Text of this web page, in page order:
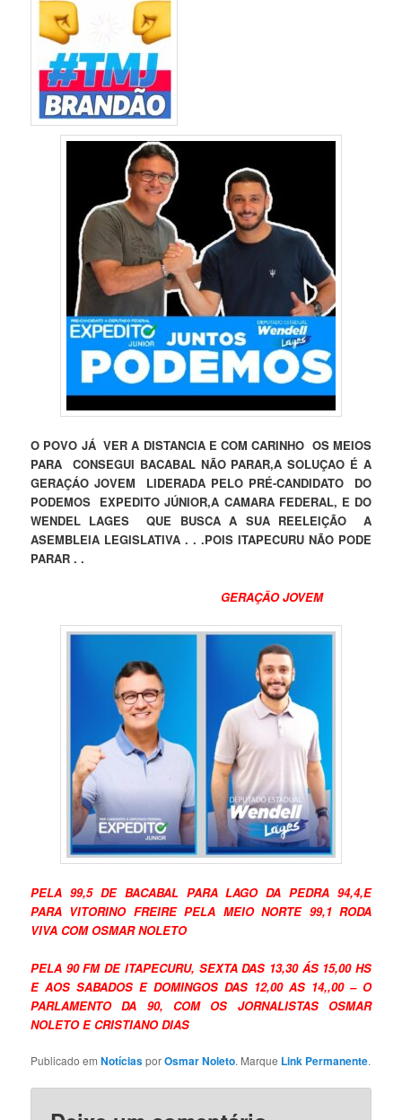
O POVO JÁ VER A DISTANCIA E COM CARINHO OS MEIOS
PARA CONSEGUI BACABAL NÃO PARAR,A SOLUÇAO É A
GERAÇÁO JOVEM LIDERADA PELO PRÉ-CANDIDATO DO
PODEMOS EXPEDITO JÚNIOR,A CAMARA FEDERAL, E DO
WENDEL LAGES QUE BUSCA A SUA REELEIÇÃO A
ASEMBLEIA LEGISLATIVA . . .POIS ITAPECURU NÃO PODE
PARAR . .
GERAÇÃO JOVEM
PELA 99,5 DE BACABAL PARA LAGO DA PEDRA 94,4,E
PARA VITORINO FREIRE PELA MEIO NORTE 99,1 RODA
VIVA COM OSMAR NOLETO
PELA 90 FM DE ITAPECURU, SEXTA DAS 13,30 ÁS 15,00 HS
E AOS SABADOS E DOMINGOS DAS 12,00 AS 14,,00 – O
PARLAMENTO DA 90, COM OS JORNALISTAS OSMAR
NOLETO E CRISTIANO DIAS
Publicado emNotíciasporOsmar Noleto. Marque Link Permanente.